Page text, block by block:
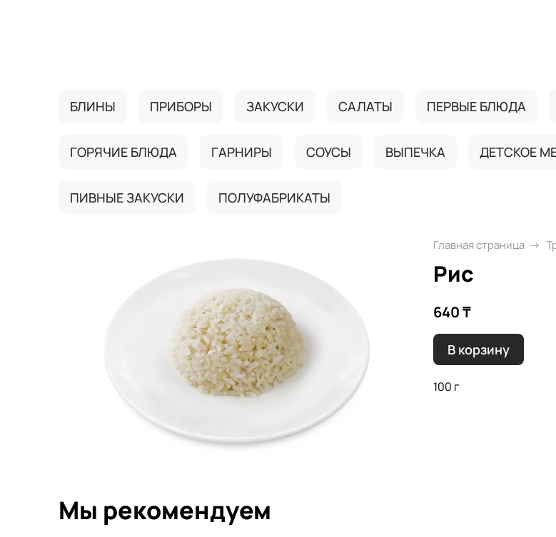
БЛИНЫ ПРИБОРЫ ЗАКУСКИ САЛАТЫ ПЕРВЫЕ БЛЮДА
ГОРЯЧИЕ БЛЮДА ГАРНИРЫ СОУСЫ ВЫПЕЧКА ДЕТСКОЕ
ПИВНЫЕ ЗАКУСКИ ПОЛУФАБРИКАТЫ
Главная страница
Рис
640 ₸
В корзину
100 г
Мы рекомендуем